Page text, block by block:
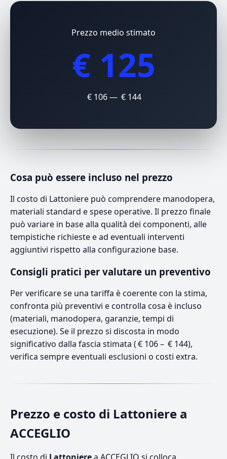
Prezzo medio stimato
€ 125
€ 106 — € 144
Cosa può essere incluso nel prezzo
Il costo di Lattoniere può comprendere manodopera,
materiali standard e spese operative. Il prezzo finale
può variare in base alla qualità dei componenti, alle
tempistiche richieste e ad eventuali interventi
aggiuntivi rispetto alla configurazione base.
Consigli pratici per valutare un preventivo
Per verificare se una tariffa è coerente con la stima,
confronta più preventivi e controlla cosa è incluso
(materiali, manodopera, garanzie, tempi di
esecuzione). Se il prezzo si discosta in modo
significativo dalla fascia stimata ( € 106 – € 144),
verifica sempre eventuali esclusioni o costi extra.
Prezzo e costo di Lattoniere a
ACCEGLIO
Il costo di Lattonierea ACCEGLIO si colloca